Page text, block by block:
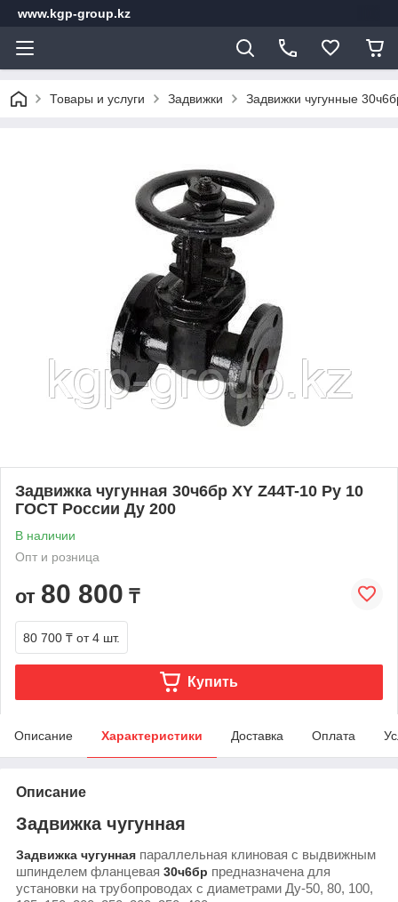
www.kgp-group.kz
Товары и услуги Задвижки Задвижки чугунные
Задвижка чугунная 30ч6бр ХY Z44T-10 Ру 10
ГОСТ России Ду 200
В наличии
Опт и розница
от 80 800 ₸
80 700 ₸ от 4 шт.
Купить
Описание Характеристики Доставка Оплата
Описание
Задвижка чугунная
Задвижка чугунная параллельная клиновая с выдвижным
шпинделем фланцевая 30ч6бр предназначена для
установки на трубопроводах с диаметрами Ду-50, 80, 100,